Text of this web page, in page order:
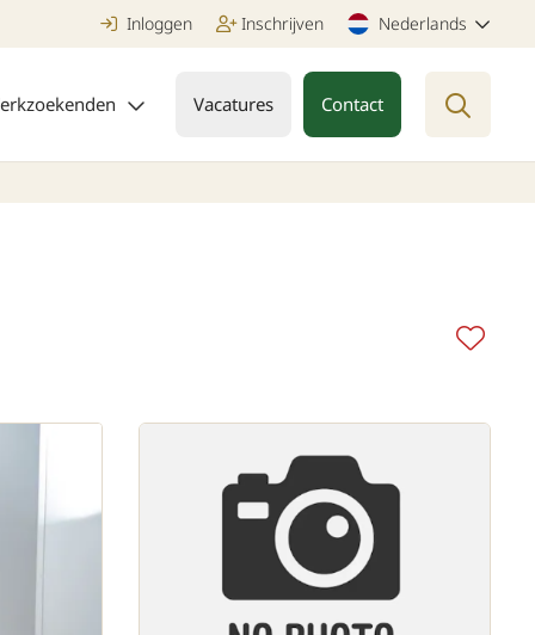
Inloggen Inschrijven Nederlands
Vacatures Contact